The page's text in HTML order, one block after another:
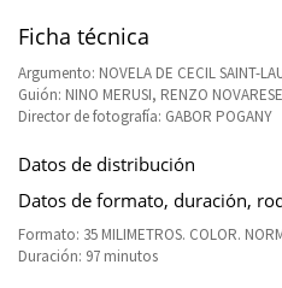
Ficha técnica
Argumento: NOVELA DE CECIL SAINT-
Guión: NINO MERUSI, RENZO NOVARESE
Director de fotografía: GABOR POGANY
Datos de distribución
Datos de formato, duración,
Formato: 35 MILIMETROS. COLOR.
Duración: 97 minutos